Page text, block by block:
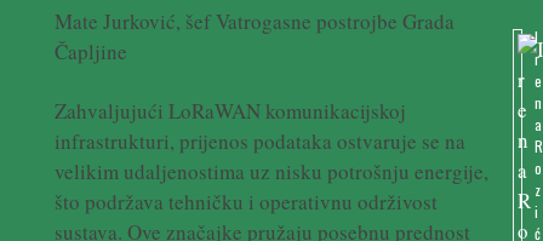
Mate Jurković, šef Vatrogasne postrojbe Grada
Čapljine
Zahvaljujući LoRaWAN komunikacijskoj
infrastrukturi, prijenos podataka ostvaruje se na
velikim udaljenostima uz nisku potrošnju energije,
što podržava tehničku i operativnu održivost
sustava. Ove značajke pružaju posebnu prednost
I
r
e
n
a
R
o
z
i
ć